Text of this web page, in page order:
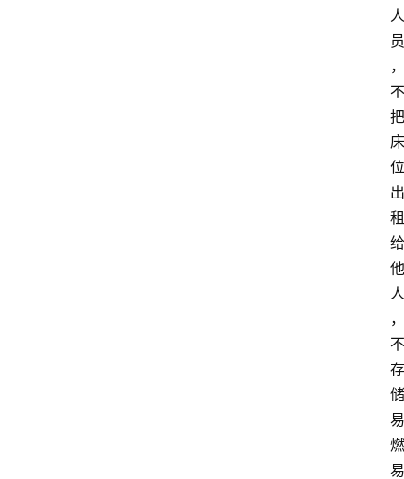
人
员
，
不
把
床
位
出
租
给
他
人
，
不
存
储
易
燃
易